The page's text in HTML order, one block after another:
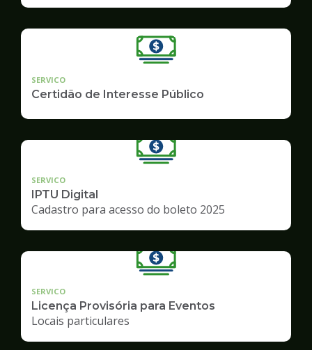
SERVICO
Certidão de Interesse Público
SERVICO
IPTU Digital
Cadastro para acesso do boleto 2025
SERVICO
Licença Provisória para Eventos
Locais particulares